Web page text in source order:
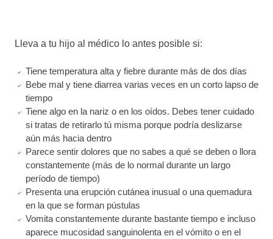
Lleva a tu hijo al médico lo antes posible si:
Tiene temperatura alta y fiebre durante más de dos días
Bebe mal y tiene diarrea varias veces en un corto lapso de
tiempo
Tiene algo en la nariz o en los oídos. Debes tener cuidado
si tratas de retirarlo tú misma porque podría deslizarse
aún más hacia dentro
Parece sentir dolores que no sabes a qué se deben o llora
constantemente (más de lo normal durante un largo
período de tiempo)
Presenta una erupción cutánea inusual o una quemadura
en la que se forman pústulas
Vomita constantemente durante bastante tiempo e incluso
aparece mucosidad sanguinolenta en el vómito o en el